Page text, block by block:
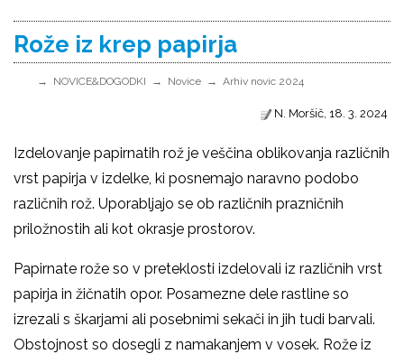
Rože iz krep papirja
NOVICE&DOGODKI Novice Arhiv novic 2024
N. Moršič, 18. 3. 2024
Izdelovanje papirnatih rož je veščina oblikovanja različnih
vrst papirja v izdelke, ki posnemajo naravno podobo
različnih rož. Uporabljajo se ob različnih prazničnih
priložnostih ali kot okrasje prostorov.
Papirnate rože so v preteklosti izdelovali iz različnih vrst
papirja in žičnatih opor. Posamezne dele rastline so
izrezali s škarjami ali posebnimi sekači in jih tudi barvali.
Obstojnost so dosegli z namakanjem v vosek. Rože iz